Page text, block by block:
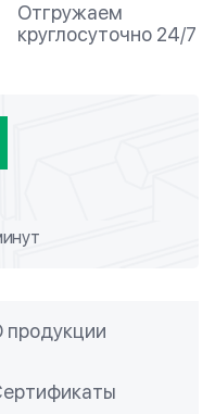
Отгружаем
круглосуточно 24/7
продукции